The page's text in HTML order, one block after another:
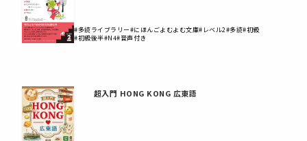
#多読ライブラリー#にほんごよむよむ文庫#レベル2#多読#初級
#初級後半#N4#音声付き
超入門 HONG KONG 広東語